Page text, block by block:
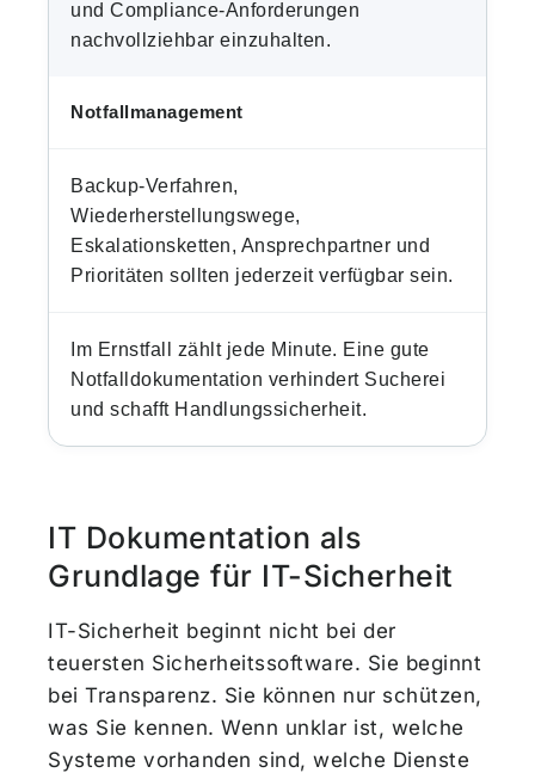
und Compliance-Anforderungen
nachvollziehbar einzuhalten.
Notfallmanagement
Backup-Verfahren,
Wiederherstellungswege,
Eskalationsketten, Ansprechpartner und
Prioritäten sollten jederzeit verfügbar sein.
Im Ernstfall zählt jede Minute. Eine gute
Notfalldokumentation verhindert Sucherei
und schafft Handlungssicherheit.
IT Dokumentation als
Grundlage für IT-Sicherheit
IT-Sicherheit beginnt nicht bei der
teuersten Sicherheitssoftware. Sie beginnt
bei Transparenz. Sie können nur schützen,
was Sie kennen. Wenn unklar ist, welche
Systeme vorhanden sind, welche Dienste